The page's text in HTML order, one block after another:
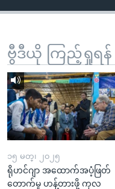
ဗွီဒီယို ကြည့်ရှုရန်
၁၅ မတ္၊ ၂၀၂၅
ရိုဟင်ဂျာ အထောက်အပံ့ဖြတ်
တောက်မှု ဟန့်တားဖို့ ကုလ